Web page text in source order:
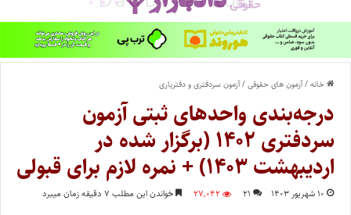
خانه/آزمون های حقوقی/آزمون سردفتری و دفتریاری
درجه‌بندی واحدهای ثبتی آزمون
سردفتری ۱۴۰۲ (برگزار شده در
اردیبهشت ۱۴۰۳) + نمره لازم برای قبولی
۱۰ شهریور ۱۴۰۳ ۲۱ ۲۷,۰۴۲ خواندن این مطلب ۷ دقیقه زمان میبرد